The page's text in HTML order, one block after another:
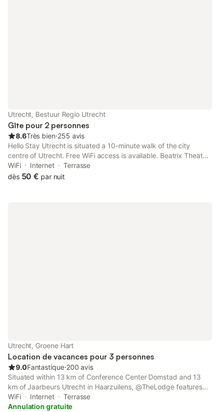
Utrecht, Bestuur Regio Utrecht
Gîte pour 2 personnes
8.6Très bien⋅255 avis
Hello Stay Utrecht is situated a 10-minute walk of the city
centre of Utrecht. Free WiFi access is available. Beatrix Theater
is 1.3 km from this accommodation. Each room here will provide
you with a TV with cable channels.
WiFi Internet
Terrasse
dès 50 € par nuit
Utrecht, Groene Hart
Location de vacances pour 3 personnes
9.0Fantastique⋅200 avis
Situated within 13 km of Conference Center Domstad and 13
km of Jaarbeurs Utrecht in Haarzuilens, @TheLodge features
accommodation with seating area. This property offers access
to a terrace, free private parking and free WiFi.
WiFi Internet
Terrasse
Annulation gratuite